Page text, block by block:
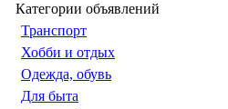
Категории объявлений
Транспорт
Хобби и отдых
Одежда, обувь
Для быта